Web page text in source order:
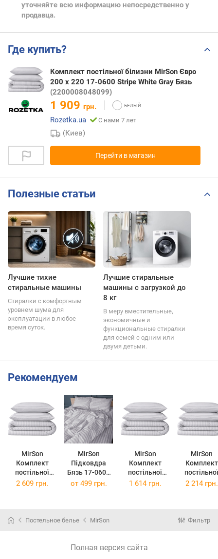
уточняйте всю информацию непосредственно у
продавца.
Где купить?
Комплект постільної білизни MirSon Євро
200 x 220 17-0600 Stripe White Gray Бязь
(2200008048099)
1 909 грн.
Rozetka.ua
С нами 7 лет
(Киев)
Перейти в магазин
Полезные статьи
Лучшие тихие
стиральные машины
Стиралки с комфортным
уровнем шума для
эксплуатации в любое
время суток.
Лучшие стиральные
машины с загрузкой до
8 кг
В меру вместительные,
экономичные и
функциональные стиралки
для семей с одним или
двумя детьми.
Рекомендуем
MirSon
Комплект
постільної
білизни
White Gray
MirSon
Підковдра
Бязь 17-0600
Stripe White
MirSon
Комплект
постільної
білизни
MirSon
Комплект
постільної
білизни King
Бязь
2 609 грн. от 499 грн. 1 614 грн. 2 214 грн.
Постельное белье MirSon Фильтр
Полная версия сайта